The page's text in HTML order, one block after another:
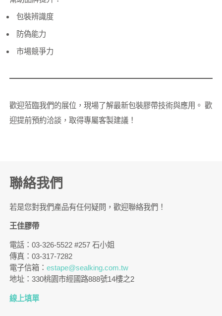
包裝辨識度
防偽能力
市場競爭力
歡迎蒞臨我們的展位，現場了解最新包裝膠帶技術與應用。 歡
迎提前預約洽談，取得專屬客製建議！
聯絡我們
若是您對我們產品有任何疑問，歡迎聯絡我們！
王佳膠帶
電話：03-326-5522 #257 石小姐
傳真：03-317-7282
電子信箱：estape@sealking.com.tw
地址：330桃園市經國路888號14樓之2
線上填單